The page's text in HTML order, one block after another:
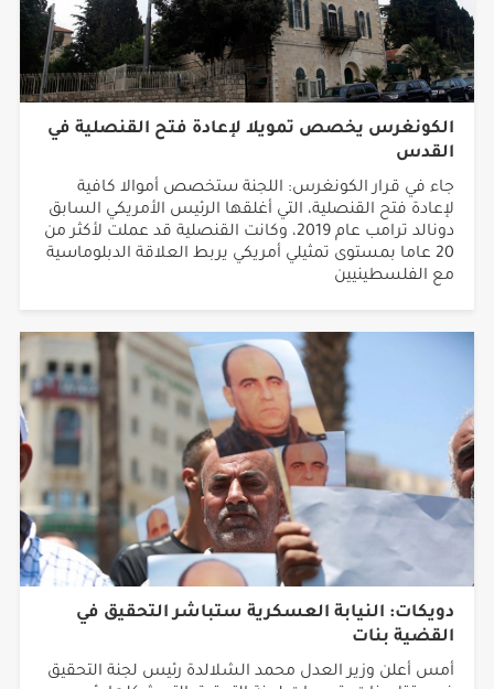
الكونغرس يخصص تمويلا لإعادة فتح القنصلية في
القدس
جاء في قرار الكونغرس: اللجنة ستخصص أموالا كافية
لإعادة فتح القنصلية، التي أغلقها الرئيس الأمريكي السابق
دونالد ترامب عام 2019، وكانت القنصلية قد عملت لأكثر من
20 عاما بمستوى تمثيلي أمريكي يربط العلاقة الدبلوماسية
مع الفلسطينيين
دويكات: النيابة العسكرية ستباشر التحقيق في
القضية بنات
أمس أعلن وزير العدل محمد الشلالدة رئيس لجنة التحقيق